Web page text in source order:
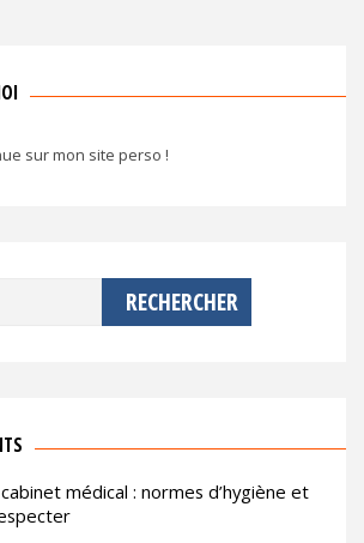
sur mon site perso !
médical : normes d’hygiène et